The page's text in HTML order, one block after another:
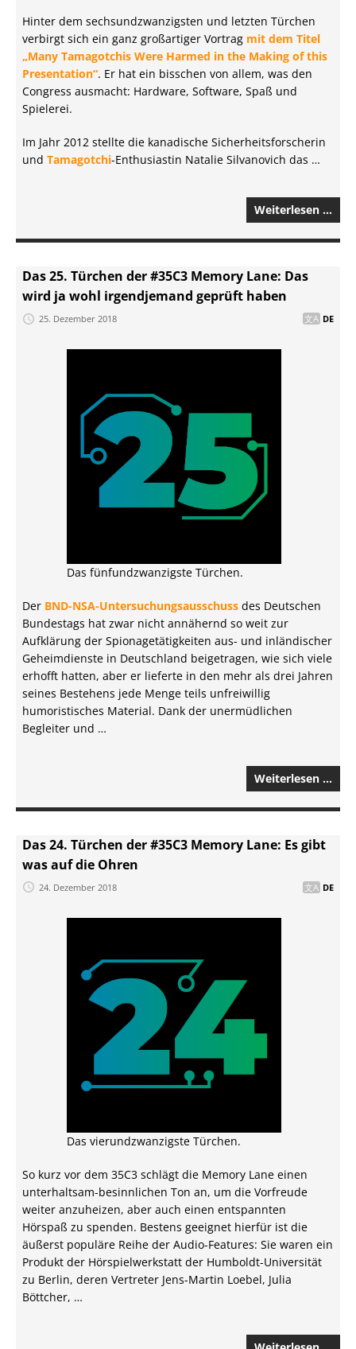
Hinter dem sechsundzwanzigsten und letzten Türchen
verbirgt sich ein ganz großartiger Vortrag mit dem Titel
„Many Tamagotchis Were Harmed in the Making of this
Presentation“. Er hat ein bisschen von allem, was den
Congress ausmacht: Hardware, Software, Spaß und
Spielerei.
Im Jahr 2012 stellte die kanadische Sicherheitsforscherin
und Tamagotchi-Enthusiastin Natalie Silvanovich das …
Weiterlesen …
Das 25. Türchen der #35C3 Memory Lane: Das
wird ja wohl irgendjemand geprüft haben
25. Dezember 2018 DE
Das fünfundzwanzigste Türchen.
Der BND-NSA-Untersuchungsausschuss des Deutschen
Bundestags hat zwar nicht annähernd so weit zur
Aufklärung der Spionagetätigkeiten aus- und inländischer
Geheimdienste in Deutschland beigetragen, wie sich viele
erhofft hatten, aber er lieferte in den mehr als drei Jahren
seines Bestehens jede Menge teils unfreiwillig
humoristisches Material. Dank der unermüdlichen
Begleiter und …
Weiterlesen …
Das 24. Türchen der #35C3 Memory Lane: Es gibt
was auf die Ohren
24. Dezember 2018 DE
Das vierundzwanzigste Türchen.
So kurz vor dem 35C3 schlägt die Memory Lane einen
unterhaltsam-besinnlichen Ton an, um die Vorfreude
weiter anzuheizen, aber auch einen entspannten
Hörspaß zu spenden. Bestens geeignet hierfür ist die
äußerst populäre Reihe der Audio-Features: Sie waren ein
Produkt der Hörspielwerkstatt der Humboldt-Universität
zu Berlin, deren Vertreter Jens-Martin Loebel, Julia
Böttcher, …